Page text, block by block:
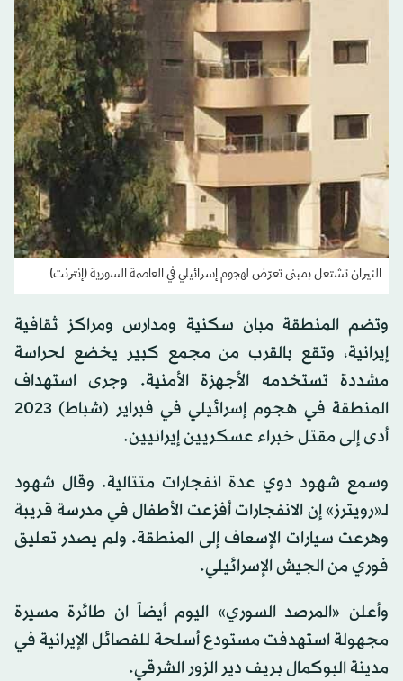
النيران تشتعل بمبنى تعرّض لهجوم إسرائيلي في العاصمة السورية (إنترنت)
وتضم المنطقة مبان سكنية ومدارس ومراكز ثقافية
إيرانية، وتقع بالقرب من مجمع كبير يخضع لحراسة
مشددة تستخدمه الأجهزة الأمنية. وجرى استهداف
المنطقة في هجوم إسرائيلي في فبراير (شباط) 2023
أدى إلى مقتل خبراء عسكريين إيرانيين.
وسمع شهود دوي عدة انفجارات متتالية. وقال شهود
لـ«رويترز» إن الانفجارات أفزعت الأطفال في مدرسة قريبة
وهرعت سيارات الإسعاف إلى المنطقة. ولم يصدر تعليق
فوري من الجيش الإسرائيلي.
وأعلن «المرصد السوري» اليوم أيضاً ان طائرة مسيرة
مجهولة استهدفت مستودع أسلحة للفصائل الإيرانية في
مدينة البوكمال بريف دير الزور الشرقي.